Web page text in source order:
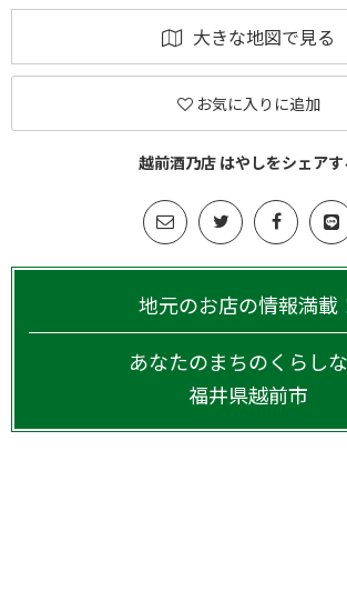
大きな地図で見る
お気に入りに追加
越前酒乃店 はやしをシェアす
地元のお店の情報満載
あなたのまちのくらし
福井県越前市